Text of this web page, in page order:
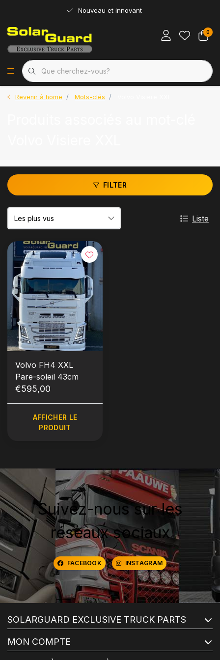
Nouveau et innovant
0
Revenir à home Mots-clés
FILTER
Liste
Volvo FH4 XXL
Pare-soleil 43cm
€595,00
AFFICHER LE
PRODUIT
Suivez-nous sur les
réseaux sociaux
FACEBOOK INSTAGRAM
SOLARGUARD EXCLUSIVE TRUCK PARTS
MON COMPTE